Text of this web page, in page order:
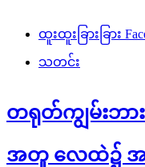
ထူးထူးခြားခြား
သတင်း
တရုတ်ကျွမ်းဘား
အတူ လေထဲ၌ အကွ